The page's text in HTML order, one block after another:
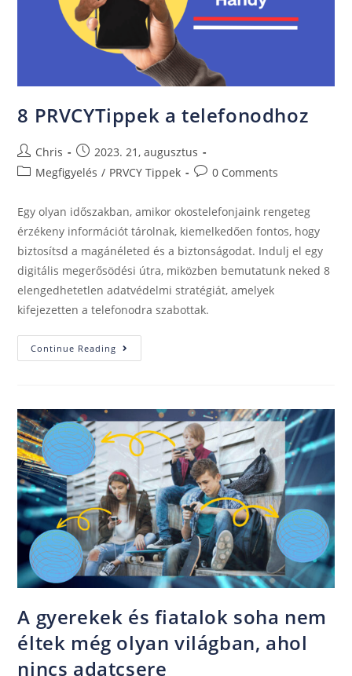
8 PRVCYTippek a telefonodhoz
Chris
2023. 21, augusztus
Megfigyelés / PRVCY Tippek 0 Comments
Egy olyan időszakban, amikor okostelefonjaink rengeteg
érzékeny információt tárolnak, kiemelkedően fontos, hogy
biztosítsd a magánéleted és a biztonságodat. Indulj el egy
digitális megerősödési útra, miközben bemutatunk neked 8
elengedhetetlen adatvédelmi stratégiát, amelyek
kifejezetten a telefonodra szabottak.
Continue Reading
A gyerekek és fiatalok soha nem
éltek még olyan világban, ahol
nincs adatcsere